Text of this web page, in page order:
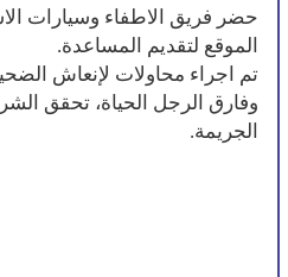
حضر فريق الاطفاء وسيارات
الموقع لتقديم المساعدة.
تم اجراء محاولات لإنعاش
وفارق الرجل الحياة، تحقق
الجريمة.